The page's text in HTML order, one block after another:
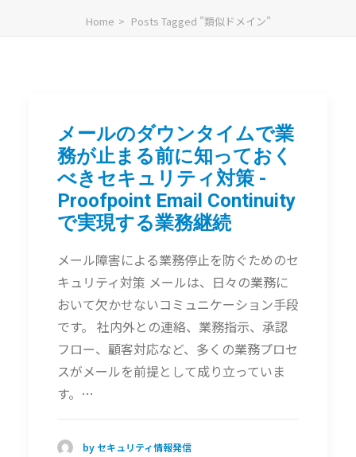
Home Posts Tagged "類似ドメイン"
メールのダウンタイムで業
務が止まる前に知っておく
べきセキュリティ対策 -
Proofpoint Email Continuity
で実現する業務継続
メール障害による業務停止を防ぐためのセ
キュリティ対策 メールは、日々の業務に
おいて欠かせないコミュニケーション手段
です。 社内外との連絡、業務指示、承認
フロー、顧客対応など、多くの業務プロセ
スがメールを前提として成り立っていま
す。…
by セキュリティ情報発信